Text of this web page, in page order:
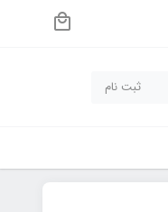
ثبت نام